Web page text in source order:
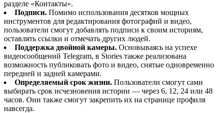
разделе «Контакты».
Подписи. Помимо использования десятков мощных
инструментов для редактирования фотографий и видео,
пользователи смогут добавлять подписи к своим историям,
оставлять ссылки и отмечать других людей.
Поддержка двойной камеры. Основываясь на успехе
видеосообщений Telegram, в Stories также реализована
возможность публиковать фото и видео, снятые одновременно
передней и задней камерами.
Определяемый срок жизни. Пользователи смогут сами
выбирать срок исчезновения истории — через 6, 12, 24 или 48
часов. Они также смогут закрепить их на странице профиля
навсегда.